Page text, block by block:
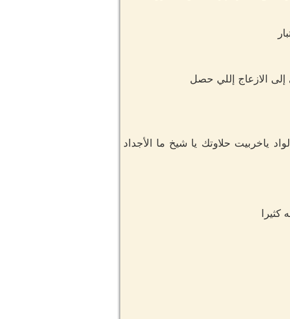
الازعاج إللي حصل
ياخربيت حلاوتك يا شيخ ما الأجداد